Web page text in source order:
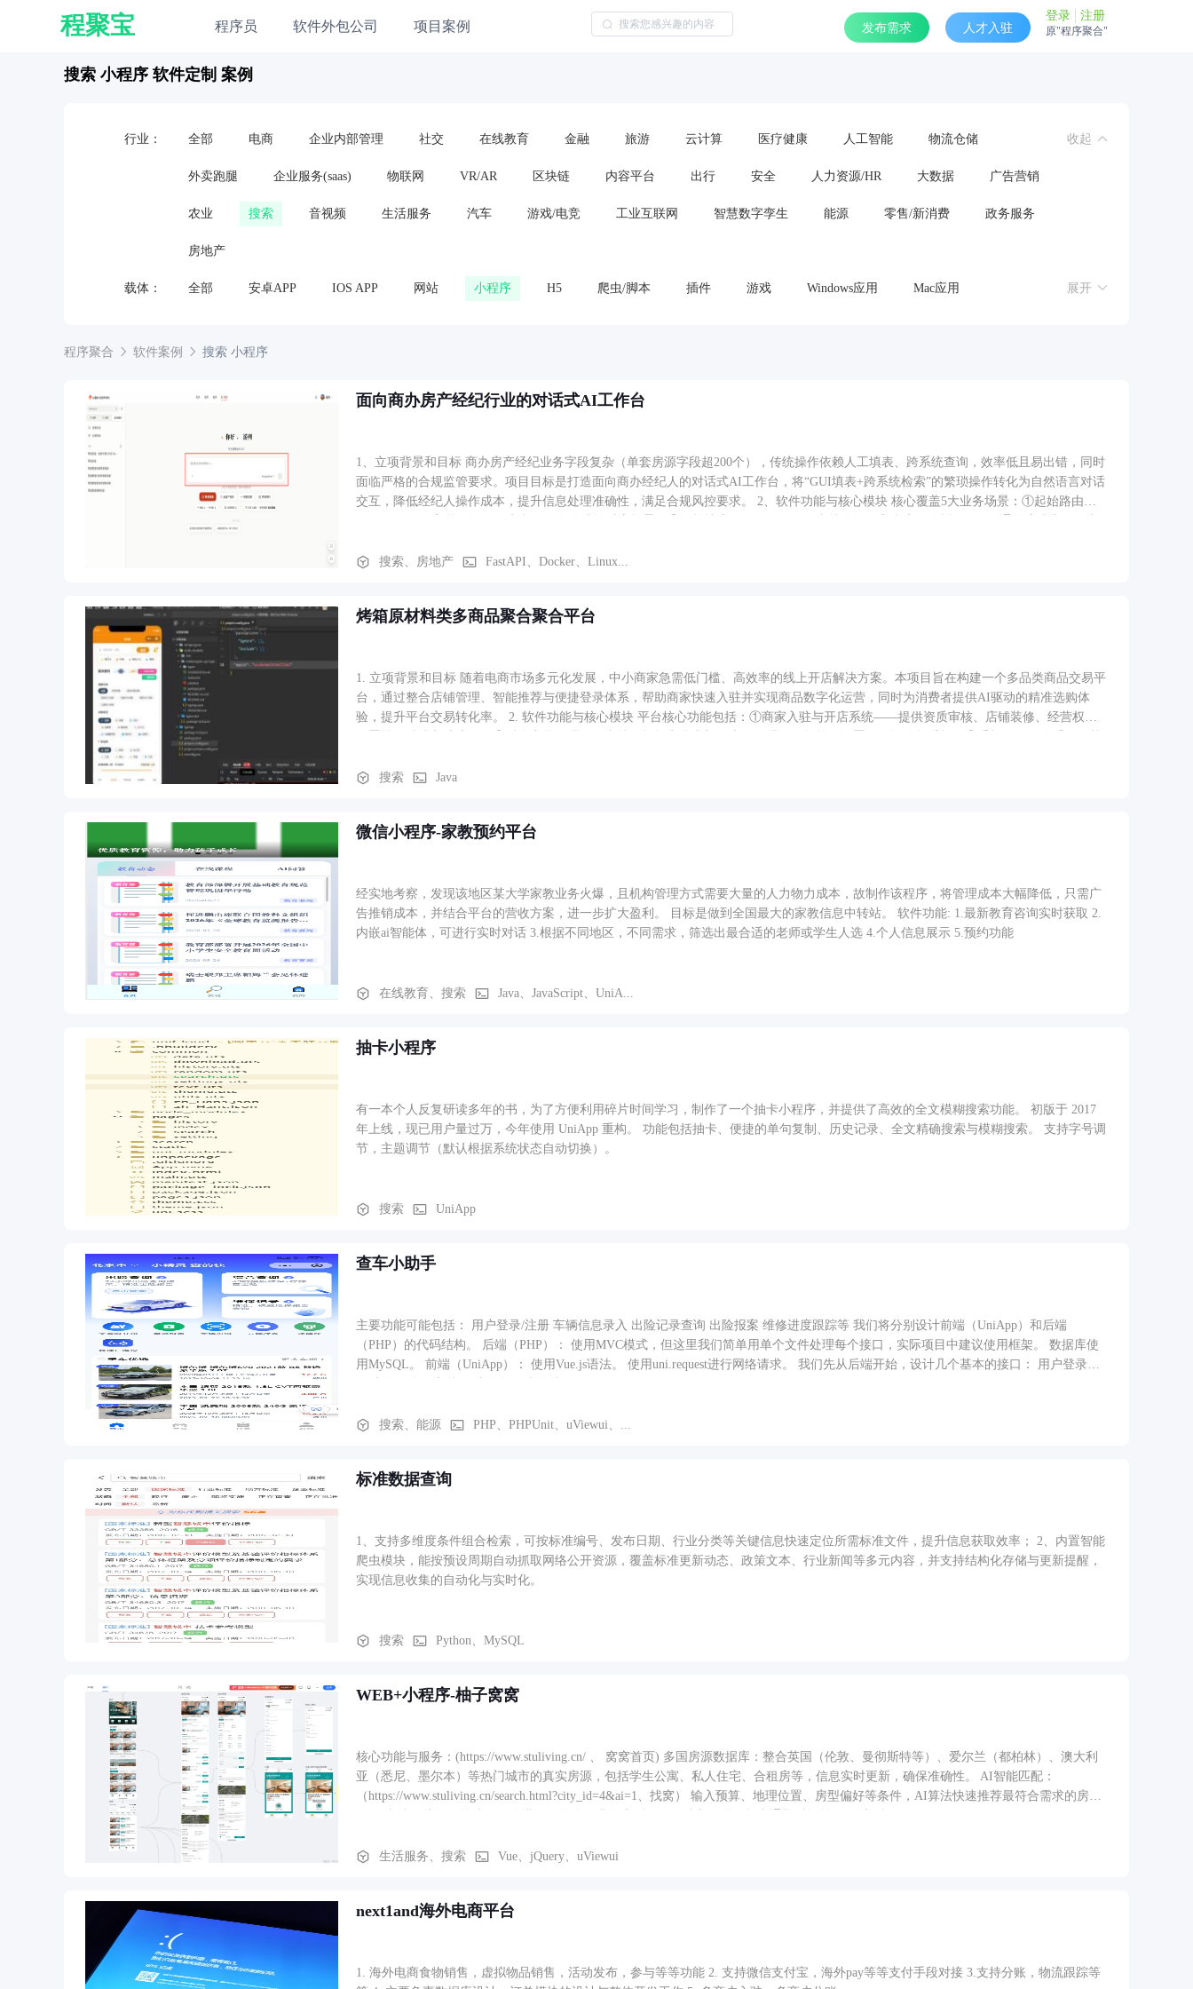
程聚宝 程序员 软件外包公司 项目案例 发布需求 人才入驻
登录 注册
原"程序聚合"
搜索 小程序 软件定制 案例
行业： 全部 电商 企业内部管理 社交 在线教育 金融 旅游 云计算 医疗健康 人工智能 物流仓储
外卖跑腿 企业服务(saas) 物联网 VR/AR 区块链 内容平台 出行 安全 人力资源/HR 大数据 广告营销
农业 搜索 音视频 生活服务 汽车 游戏/电竞 工业互联网 智慧数字孪生 能源 零售/新消费 政务服务
房地产
收起
载体： 全部 安卓APP IOS APP 网站 小程序 H5 爬虫/脚本 插件 游戏 Windows应用 Mac应用 展开
程序聚合 软件案例 搜索 小程序
面向商办房产经纪行业的对话式AI工作台
1、立项背景和目标 商办房产经纪业务字段复杂（单套房源字段超200个），传统操作依赖人工填表、跨系统查询，效率低且易出错，同时
面临严格的合规监管要求。项目目标是打造面向商办经纪人的对话式AI工作台，将“GUI填表+跨系统检索”的繁琐操作转化为自然语言对话
交互，降低经纪人操作成本，提升信息处理准确性，满足合规风控要求。 2、软件功能与核心模块 核心覆盖5大业务场景：①起始路由
ID反查规避事实幻觉；④带看规划（TOURS）：拉取双侧窗口带看数据，联动路径规划服务生成最优路线，支持一键加日历；⑤房源创建
径 以典型找房流程为例：用户访问/ai页面→START场景识别为找房需求→LLM抽取城市、业态、面积等核心条件，若缺失交易类型则弹右
项，敏感字段合规拦截敏感字段→用户补全剩余字段→提交至上游业务系统，全流程状态可追溯，支持断网续跑、跨设备同步。
搜索、房地产 FastAPI、Docker、Linux...
烤箱原材料类多商品聚合聚合平台
1. 立项背景和目标 随着电商市场多元化发展，中小商家急需低门槛、高效率的线上开店解决方案。本项目旨在构建一个多品类商品交易平
台，通过整合店铺管理、智能推荐与便捷登录体系，帮助商家快速入驻并实现商品数字化运营，同时为消费者提供AI驱动的精准选购体
验，提升平台交易转化率。 2. 软件功能与核心模块 平台核心功能包括：①商家入驻与开店系统——提供资质审核、店铺装修、经营权限
商品型号与规格，降低选购决策成本。 3. 业务流程与功能路径 商家端：注册账号→提交入驻申请→平台审核→开通店铺→后台发布/管理
搜索 Java
微信小程序-家教预约平台
经实地考察，发现该地区某大学家教业务火爆，且机构管理方式需要大量的人力物力成本，故制作该程序，将管理成本大幅降低，只需广
告推销成本，并结合平台的营收方案，进一步扩大盈利。 目标是做到全国最大的家教信息中转站。 软件功能: 1.最新教育咨询实时获取 2.
内嵌ai智能体，可进行实时对话 3.根据不同地区，不同需求，筛选出最合适的老师或学生人选 4.个人信息展示 5.预约功能
在线教育、搜索 Java、JavaScript、UniA...
抽卡小程序
有一本个人反复研读多年的书，为了方便利用碎片时间学习，制作了一个抽卡小程序，并提供了高效的全文模糊搜索功能。 初版于 2017
年上线，现已用户量过万，今年使用 UniApp 重构。 功能包括抽卡、便捷的单句复制、历史记录、全文精确搜索与模糊搜索。 支持字号调
节，主题调节（默认根据系统状态自动切换）。
搜索 UniApp
查车小助手
主要功能可能包括： 用户登录/注册 车辆信息录入 出险记录查询 出险报案 维修进度跟踪等 我们将分别设计前端（UniApp）和后端
（PHP）的代码结构。 后端（PHP）： 使用MVC模式，但这里我们简单用单个文件处理每个接口，实际项目中建议使用框架。 数据库使
用MySQL。 前端（UniApp）： 使用Vue.js语法。 使用uni.request进行网络请求。 我们先从后端开始，设计几个基本的接口： 用户登录接
搜索、能源 PHP、PHPUnit、uViewui、...
标准数据查询
1、支持多维度条件组合检索，可按标准编号、发布日期、行业分类等关键信息快速定位所需标准文件，提升信息获取效率； 2、内置智能
爬虫模块，能按预设周期自动抓取网络公开资源，覆盖标准更新动态、政策文本、行业新闻等多元内容，并支持结构化存储与更新提醒，
实现信息收集的自动化与实时化。
搜索 Python、MySQL
WEB+小程序-柚子窝窝
核心功能与服务：(https://www.stuliving.cn/ 、 窝窝首页) 多国房源数据库：整合英国（伦敦、曼彻斯特等）、爱尔兰（都柏林）、澳大利
亚（悉尼、墨尔本）等热门城市的真实房源，包括学生公寓、私人住宅、合租房等，信息实时更新，确保准确性。 AI智能匹配：
（https://www.stuliving.cn/search.html?city_id=4&ai=1、找窝） 输入预算、地理位置、房型偏好等条件，AI算法快速推荐最符合需求的房
生活服务、搜索
Vue、jQuery、uViewui
next1and海外电商平台
1. 海外电商食物销售，虚拟物品销售，活动发布，参与等等功能 2. 支持微信支付宝，海外pay等等支付手段对接 3.支持分账，物流跟踪等